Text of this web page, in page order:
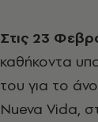
Στις 23
καθήκοντα
του για το
Nueva Vida,